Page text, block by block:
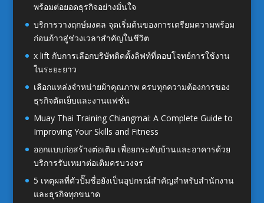
พร้อมต่อยอดธุรกิจอย่างมั่นใจ
บริการวางฤกษ์มงคล จุดเริ่มต้นของการเตรียมความพร้อม
ก่อนก้าวสู่ช่วงเวลาสำคัญในชีวิต
x lift กับการเลือกบริษัทติดตั้งลิฟท์ที่ตอบโจทย์การใช้งาน
ในระยะยาว
เลือกแหล่งจำหน่ายผ้าคุณภาพ ครบทุกความต้องการของ
ธุรกิจตัดเย็บและงานแฟชั่น
Muay Thai Training Chiangmai: A Complete Guide to
Improving Your Skills and Fitness
ออกแบบก่อสร้างต่อเติม เพื่อยกระดับบ้านและอาคารด้วย
บริการรับเหมาต่อเติมครบวงจร
5 เหตุผลที่ตัวปั๊มชื่อยังเป็นอุปกรณ์สำคัญสำหรับสำนักงาน
และธุรกิจทุกขนาด